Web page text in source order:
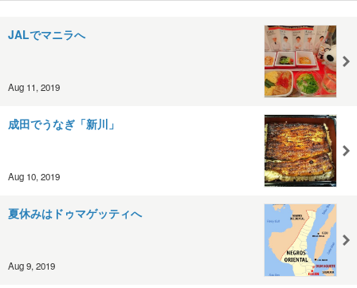
JALでマニラへ
Aug 11, 2019
成田でうなぎ「新川」
Aug 10, 2019
夏休みはドゥマゲッティへ
Aug 9, 2019